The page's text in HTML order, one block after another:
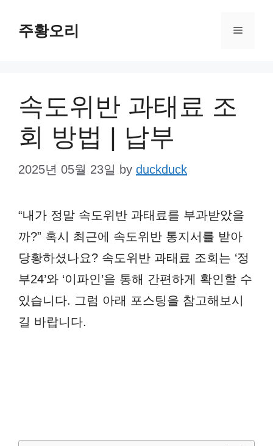
주황오리 Menu
속도위반 과태료 조
회 방법 | 납부
2025년 05월 23일 by duckduck
“내가 정말 속도위반 과태료를 부과받았을
까?” 혹시 최근에 속도위반 통지서를 받아
당황하셨나요? 속도위반 과태료 조회는 ‘정
부24’와 ‘이파인’을 통해 간편하게 확인할 수
있습니다. 그럼 아래 포스팅을 참고해보시
길 바랍니다.